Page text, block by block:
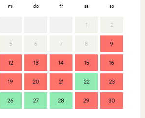
mi do fr sa so
1 2
5 6 7 8 9
12 13 14 15 16
19 20 21 22 23
26 27 28 29 30